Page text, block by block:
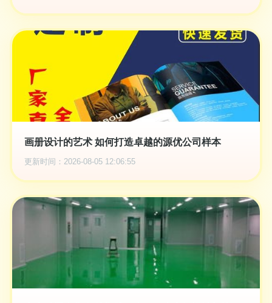
画册设计的艺术 如何打造卓越的源优公司样本
更新时间：2026-08-05 12:06:55